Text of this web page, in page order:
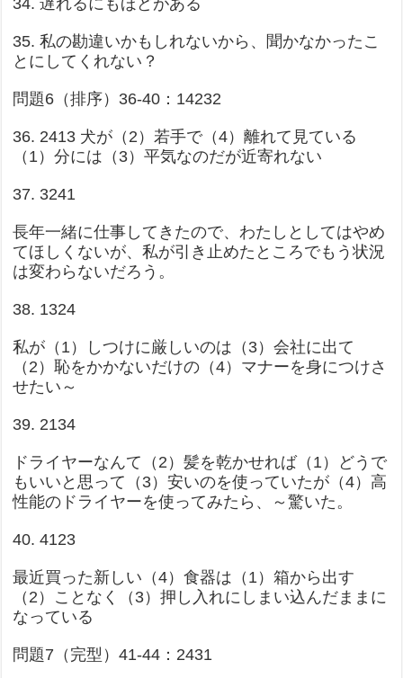
34. 遅れるにもほどがある
35. 私の勘違いかもしれないから、聞かなかったこ
とにしてくれない？
問題6（排序）36-40：14232
36. 2413 犬が（2）若手で（4）離れて見ている
（1）分には（3）平気なのだが近寄れない
37. 3241
長年一緒に仕事してきたので、わたしとしてはやめ
てほしくないが、私が引き止めたところでもう状況
は変わらないだろう。
38. 1324
私が（1）しつけに厳しいのは（3）会社に出て
（2）恥をかかないだけの（4）マナーを身につけさ
せたい～
39. 2134
ドライヤーなんて（2）髪を乾かせれば（1）どうで
もいいと思って（3）安いのを使っていたが（4）高
性能のドライヤーを使ってみたら、～驚いた。
40. 4123
最近買った新しい（4）食器は（1）箱から出す
（2）ことなく（3）押し入れにしまい込んだままに
なっている
問題7（完型）41-44：2431